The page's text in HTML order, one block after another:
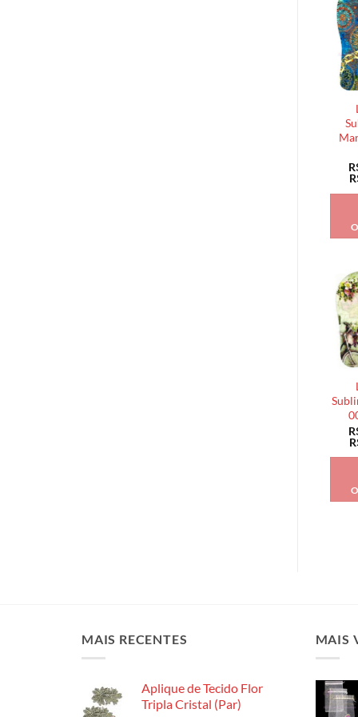
MAIS RECENTES
Aplique de Tecido Flor
Tripla Cristal (Par)
MAIS